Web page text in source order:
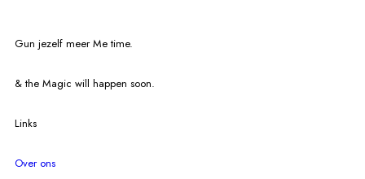
Gun jezelf meer Me time.​
& the Magic will happen soon.
Links
Over ons